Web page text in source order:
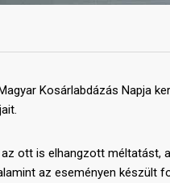
Kosárlabdázás Napja
ott is elhangzott méltatást,
az eseményen készült